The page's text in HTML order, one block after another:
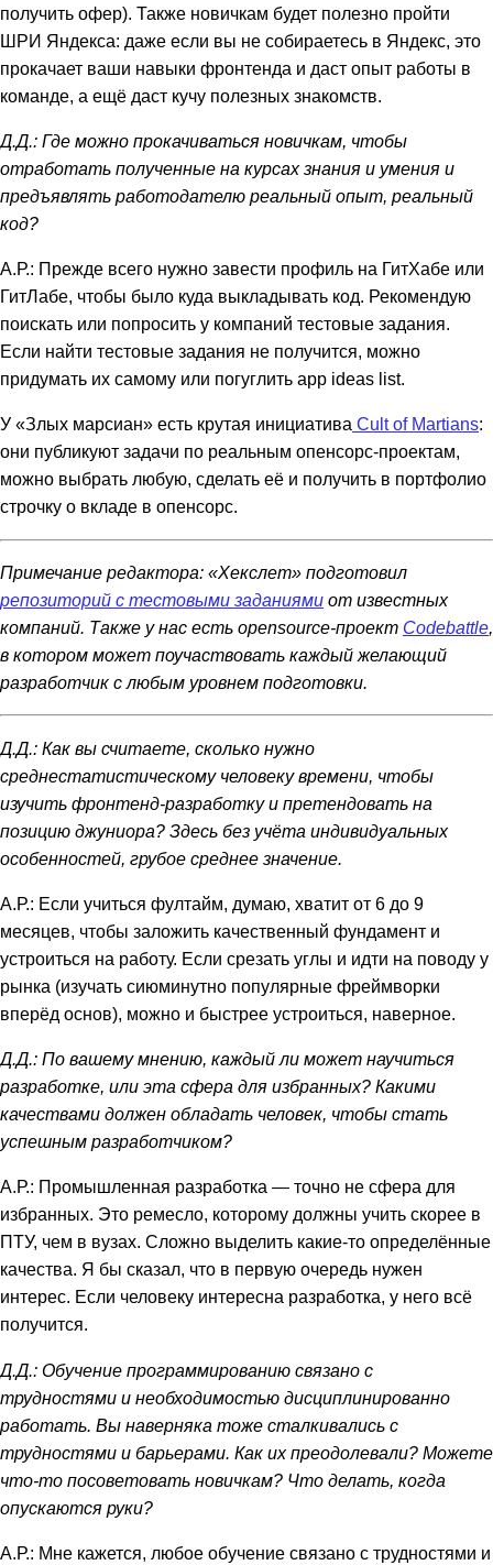
получить офер). Также новичкам будет полезно пройти
ШРИ Яндекса: даже если вы не собираетесь в Яндекс, это
прокачает ваши навыки фронтенда и даст опыт работы в
команде, а ещё даст кучу полезных знакомств.
Д.Д.: Где можно прокачиваться новичкам, чтобы
отработать полученные на курсах знания и умения и
предъявлять работодателю реальный опыт, реальный
код?
А.Р.: Прежде всего нужно завести профиль на ГитХабе или
ГитЛабе, чтобы было куда выкладывать код. Рекомендую
поискать или попросить у компаний тестовые задания.
Если найти тестовые задания не получится, можно
придумать их самому или погуглить app ideas list.
У «Злых марсиан» есть крутая инициатива Cult of Martians:
они публикуют задачи по реальным опенсорс-проектам,
можно выбрать любую, сделать её и получить в портфолио
строчку о вкладе в опенсорс.
Примечание редактора: «Хекслет» подготовил
репозиторий с тестовыми заданиями от известных
компаний. Также у нас есть opensource-проект Codebattle,
в котором может поучаствовать каждый желающий
разработчик с любым уровнем подготовки.
Д.Д.: Как вы считаете, сколько нужно
среднестатистическому человеку времени, чтобы
изучить фронтенд-разработку и претендовать на
позицию джуниора? Здесь без учёта индивидуальных
особенностей, грубое среднее значение.
А.Р.: Если учиться фултайм, думаю, хватит от 6 до 9
месяцев, чтобы заложить качественный фундамент и
устроиться на работу. Если срезать углы и идти на поводу у
рынка (изучать сиюминутно популярные фреймворки
вперёд основ), можно и быстрее устроиться, наверное.
Д.Д.: По вашему мнению, каждый ли может научиться
разработке, или эта сфера для избранных? Какими
качествами должен обладать человек, чтобы стать
успешным разработчиком?
А.Р.: Промышленная разработка — точно не сфера для
избранных. Это ремесло, которому должны учить скорее в
ПТУ, чем в вузах. Сложно выделить какие-то определённые
качества. Я бы сказал, что в первую очередь нужен
интерес. Если человеку интересна разработка, у него всё
получится.
Д.Д.: Обучение программированию связано с
трудностями и необходимостью дисциплинированно
работать. Вы наверняка тоже сталкивались с
трудностями и барьерами. Как их преодолевали? Можете
что-то посоветовать новичкам? Что делать, когда
опускаются руки?
А.Р.: Мне кажется, любое обучение связано с трудностями и